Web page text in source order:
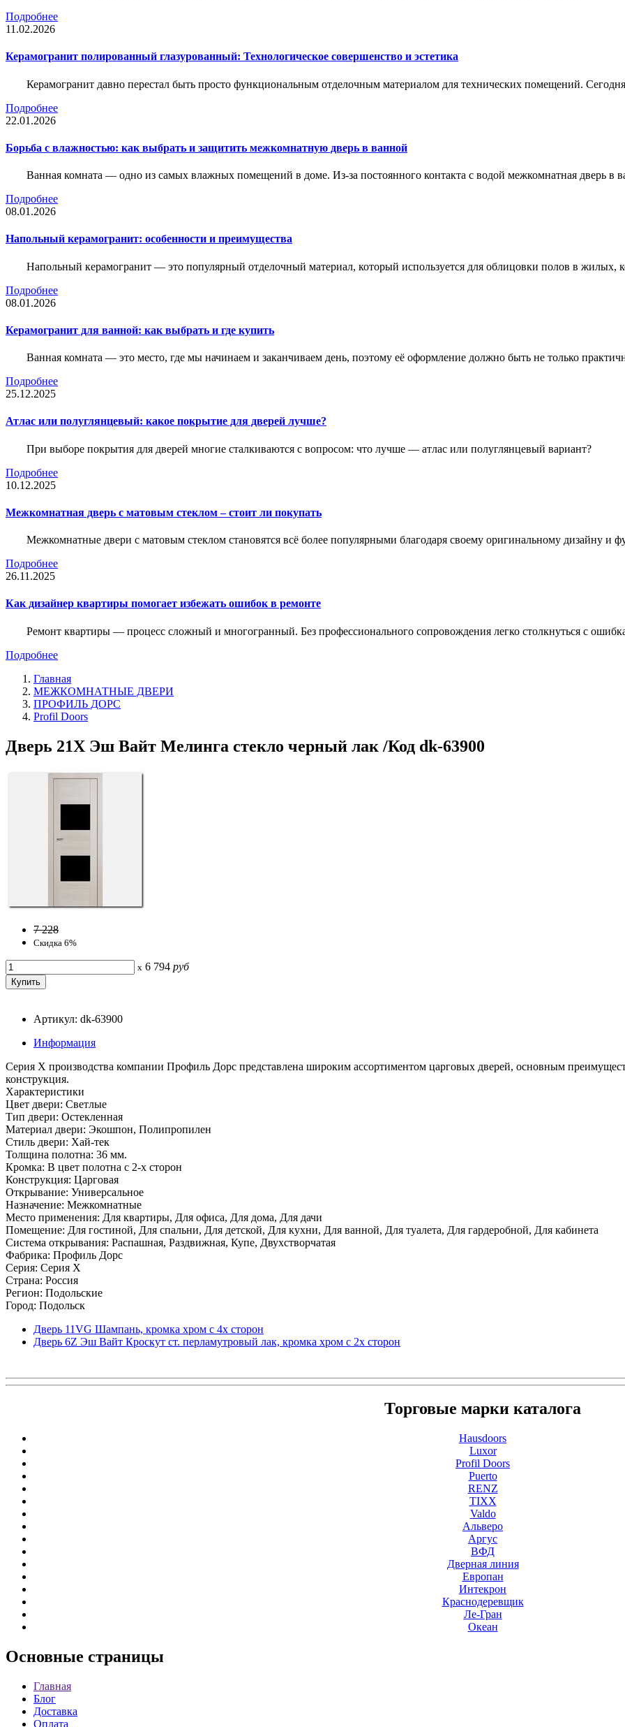
Подробнее
11.02.2026
Керамогранит полированный глазурованный: Технологическое совершенство и эстетика
Керамогранит давно перестал быть просто функциональным отделочным материалом для технических помещений.
Подробнее
22.01.2026
Борьба с влажностью: как выбрать и защитить межкомнатную дверь в ванной
Ванная комната — одно из самых влажных помещений в доме. Из-за постоянного контакта с водой межкомнатная дверь в
Подробнее
08.01.2026
Напольный керамогранит: особенности и преимущества
Напольный керамогранит — это популярный отделочный материал, который используется для облицовки полов в
Подробнее
08.01.2026
Керамогранит для ванной: как выбрать и где купить
Ванная комната — это место, где мы начинаем и заканчиваем день, поэтому её оформление должно быть не только
Подробнее
25.12.2025
Атлас или полуглянцевый: какое покрытие для дверей лучше?
При выборе покрытия для дверей многие сталкиваются с вопросом: что лучше — атлас или полуглянцевый вариант?
Подробнее
10.12.2025
Межкомнатная дверь с матовым стеклом – стоит ли покупать
Межкомнатные двери с матовым стеклом становятся всё более популярными благодаря своему оригинальному дизайну и
Подробнее
26.11.2025
Как дизайнер квартиры помогает избежать ошибок в ремонте
Ремонт квартиры — процесс сложный и многогранный. Без профессионального сопровождения легко столкнуться с
Подробнее
Главная
МЕЖКОМНАТНЫЕ ДВЕРИ
ПРОФИЛЬ ДОРС
Profil Doors
Дверь 21X Эш Вайт Мелинга стекло черный лак /Код dk-63900
7 228
Скидка 6%
x 6 794 руб
Артикул: dk-63900
Информация
Серия Х производства компании Профиль Дорс представлена широким ассортиментом царговых дверей, основным
конструкция.
Характеристики
Цвет двери: Светлые
Тип двери: Остекленная
Материал двери: Экошпон, Полипропилен
Стиль двери: Хай-тек
Толщина полотна: 36 мм.
Кромка: В цвет полотна с 2-х сторон
Конструкция: Царговая
Открывание: Универсальное
Назначение: Межкомнатные
Место применения: Для квартиры, Для офиса, Для дома, Для дачи
Помещение: Для гостиной, Для спальни, Для детской, Для кухни, Для ванной, Для туалета, Для гардеробной, Для кабинета
Система открывания: Распашная, Раздвижная, Купе, Двухстворчатая
Фабрика: Профиль Дорс
Серия: Серия X
Страна: Россия
Регион: Подольские
Город: Подольск
Дверь 11VG Шампань, кромка хром с 4х сторон
Дверь 6Z Эш Вайт Кроскут ст. перламутровый лак, кромка хром с 2х сторон
Торговые марки каталога
Hausdoors
Luxor
Profil Doors
Puerto
RENZ
TIXX
Valdo
Альверо
Аргус
ВФД
Дверная линия
Европан
Интекрон
Краснодеревщик
Ле-Гран
Океан
Основные страницы
Главная
Блог
Доставка
Оплата